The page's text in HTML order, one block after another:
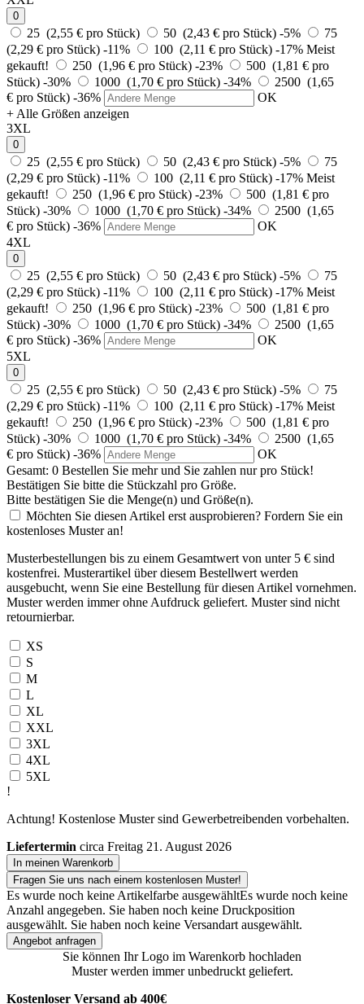
0
25 (2,55 € pro Stück) 50 (2,43 € pro Stück) -5%
75
(2,29 € pro Stück) -11% 100 (2,11 € pro Stück) -17% Meist
gekauft!
250 (1,96 € pro Stück) -23%
500 (1,81 € pro
Stück) -30% 1000 (1,70 € pro Stück) -34%
2500 (1,65
€ pro Stück) -36%
OK
+ Alle Größen anzeigen
3XL
0
25 (2,55 € pro Stück) 50 (2,43 € pro Stück) -5%
75
(2,29 € pro Stück) -11% 100 (2,11 € pro Stück) -17% Meist
gekauft!
250 (1,96 € pro Stück) -23%
500 (1,81 € pro
Stück) -30% 1000 (1,70 € pro Stück) -34%
2500 (1,65
€ pro Stück) -36%
OK
4XL
0
25 (2,55 € pro Stück) 50 (2,43 € pro Stück) -5%
75
(2,29 € pro Stück) -11% 100 (2,11 € pro Stück) -17% Meist
gekauft!
250 (1,96 € pro Stück) -23%
500 (1,81 € pro
Stück) -30% 1000 (1,70 € pro Stück) -34%
2500 (1,65
€ pro Stück) -36%
OK
5XL
0
25 (2,55 € pro Stück) 50 (2,43 € pro Stück) -5%
75
(2,29 € pro Stück) -11% 100 (2,11 € pro Stück) -17% Meist
gekauft!
250 (1,96 € pro Stück) -23%
500 (1,81 € pro
Stück) -30% 1000 (1,70 € pro Stück) -34%
2500 (1,65
€ pro Stück) -36%
OK
Gesamt: 0 Bestellen Sie mehr und Sie zahlen nurpro Stück!
Bestätigen Sie bitte die Stückzahl pro Größe.
Bitte bestätigen Sie die Menge(n) und Größe(n).
Möchten Sie diesen Artikel erst ausprobieren? Fordern Sie ein
kostenloses Muster an!
Musterbestellungen bis zu einem Gesamtwert von unter 5 € sind
kostenfrei. Musterartikel über diesem Bestellwert werden
ausgebucht, wenn Sie eine Bestellung für diesen Artikel vornehmen.
Muster werden immer ohne Aufdruck geliefert. Muster sind nicht
retournierbar.
XS
S
M
L
XL
XXL
3XL
4XL
5XL
!
Achtung! Kostenlose Muster sind Gewerbetreibenden vorbehalten.
Liefertermin circa Freitag 21. August 2026
In meinen Warenkorb
Fragen Sie uns nach einem kostenlosen Muster!
Es wurde noch keine Artikelfarbe ausgewähltEs wurde noch keine
Anzahl angegeben. Sie haben noch keine Druckposition
ausgewählt. Sie haben noch keine Versandart ausgewählt.
Angebot anfragen
Sie können Ihr Logo im Warenkorb hochladen
Muster werden immer unbedruckt geliefert.
Kostenloser Versand ab 400€